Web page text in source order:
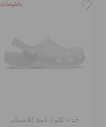
تخفيضات
حذاء كلوغ لامع كلاسيكي